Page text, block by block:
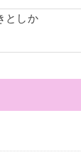
としか